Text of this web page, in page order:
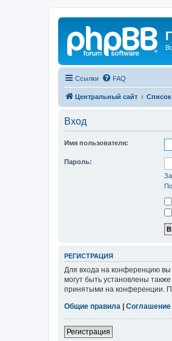
Ссылки FAQ
Центральный сайт
Вход
Имя пользователя:
Пароль:
РЕГИСТРАЦИЯ
Для входа на конференцию вы
могут быть установлены
принятыми на конференции.
Общие правила
Соглашение
Регистрация